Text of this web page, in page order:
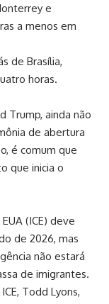
e
a menos em
de Brasília,
horas.
Trump, ainda não
de abertura
é comum que
que inicia o
(ICE) deve
de 2026, mas
não estará
de imigrantes.
Todd Lyons,